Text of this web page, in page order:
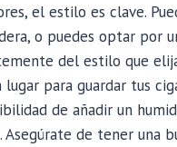
el estilo es clave.
o puedes optar por
del estilo que
para guardar tus
de añadir un
de tener una